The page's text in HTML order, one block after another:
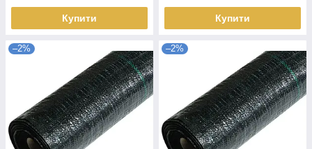
Купити Купити
–2% –2%